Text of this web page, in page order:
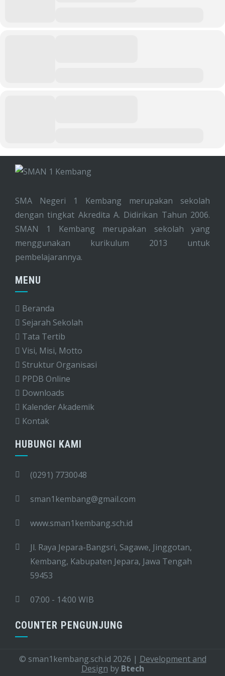
SMA Negeri 1 Kembang merupakan sekolah
dengan tingkat Akredita A. Didirikan Tahun 2006.
SMAN 1 Kembang merupakan sekolah yang
menggunakan kurikulum 2013 untuk
pembelajarannya.
MENU
Beranda
Sejarah Sekolah
Tata Tertib
Visi, Misi, Motto
Struktur Organisasi
PPDB Online
Downloads
Kalender Akademik
Kontak
HUBUNGI KAMI
(0291) 7730048
sman1kembang@gmail.com
www.sman1kembang.sch.id
Jl. Raya Jepara-Bangsri, Sagawe, Jinggotan,
Kembang, Kabupaten Jepara, Jawa Tengah
59453
07:00 - 14:00 WIB
COUNTER PENGUNJUNG
© sman1kembang.sch.id 2026 | Development and
Design by Btech